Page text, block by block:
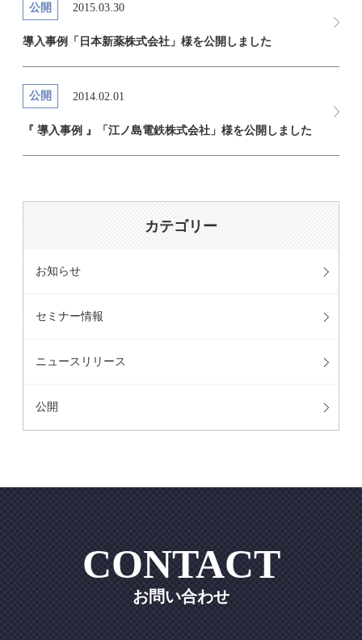
公開 2015.03.30
導入事例「日本新薬株式会社」様を公開しました
公開 2014.02.01
『 導入事例 』「江ノ島電鉄株式会社」様を公開しました
カテゴリー
お知らせ
セミナー情報
ニュースリリース
公開
CONTACT
お問い合わせ